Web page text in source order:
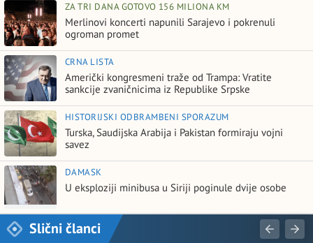
ZA TRI DANA GOTOVO 156 MILIONA KM
Merlinovi koncerti napunili Sarajevo i pokrenuli
ogroman promet
CRNA LISTA
Američki kongresmeni traže od Trampa: Vratite
sankcije zvaničnicima iz Republike Srpske
HISTORIJSKI ODBRAMBENI SPORAZUM
Turska, Saudijska Arabija i Pakistan formiraju vojni
savez
DAMASK
U eksploziji minibusa u Siriji poginule dvije osobe
Slični članci